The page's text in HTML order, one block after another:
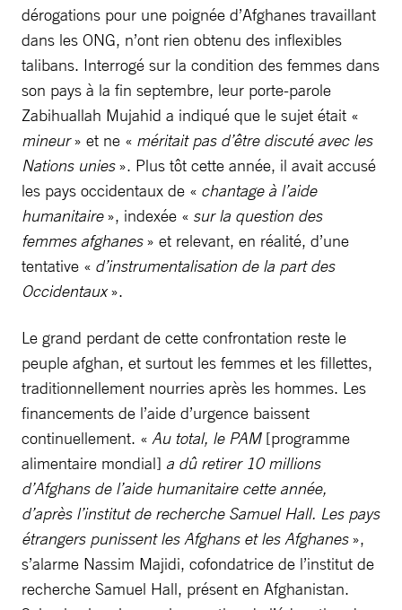
dérogations pour une poignée d’Afghanes travaillant
dans les ONG, n’ont rien obtenu des inflexibles
talibans. Interrogé sur la condition des femmes dans
son pays à la fin septembre, leur porte-parole
Zabihuallah Mujahid a indiqué que le sujet était «
mineur» et ne « méritait pas d’être discuté avec les
Nations unies». Plus tôt cette année, il avait accusé
les pays occidentaux de « chantage à l’aide
humanitaire», indexée « sur la question des
femmes afghanes» et relevant, en réalité, d’une
tentative « d’instrumentalisation de la part des
Occidentaux».
Le grand perdant de cette confrontation reste le
peuple afghan, et surtout les femmes et les fillettes,
traditionnellement nourries après les hommes. Les
financements de l’aide d’urgence baissent
continuellement. « Au total, le PAM [programme
alimentaire mondial] a dû retirer 10 millions
d’Afghans de l’aide humanitaire cette année,
d’après l’institut de recherche Samuel Hall. Les pays
étrangers punissent les Afghans et les Afghanes»,
s’alarme Nassim Majidi, cofondatrice de l’institut de
recherche Samuel Hall, présent en Afghanistan.